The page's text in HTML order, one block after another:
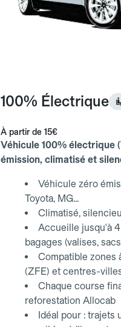
100% Électrique
À partir de 15€
Véhicule 100% électrique
émission, climatisé et
Véhicule zéro
Toyota, MG...
Climatisé,
Accueille jusqu'à
bagages (valises,
Compatible zones
(ZFE) et centres-
Chaque course
reforestation Allocab
Idéal pour : trajets